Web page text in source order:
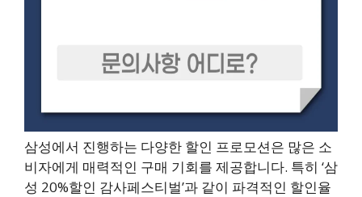
삼성에서 진행하는 다양한 할인 프로모션은 많은 소
비자에게 매력적인 구매 기회를 제공합니다. 특히 ‘삼
성 20%할인 감사페스티벌’과 같이 파격적인 할인율